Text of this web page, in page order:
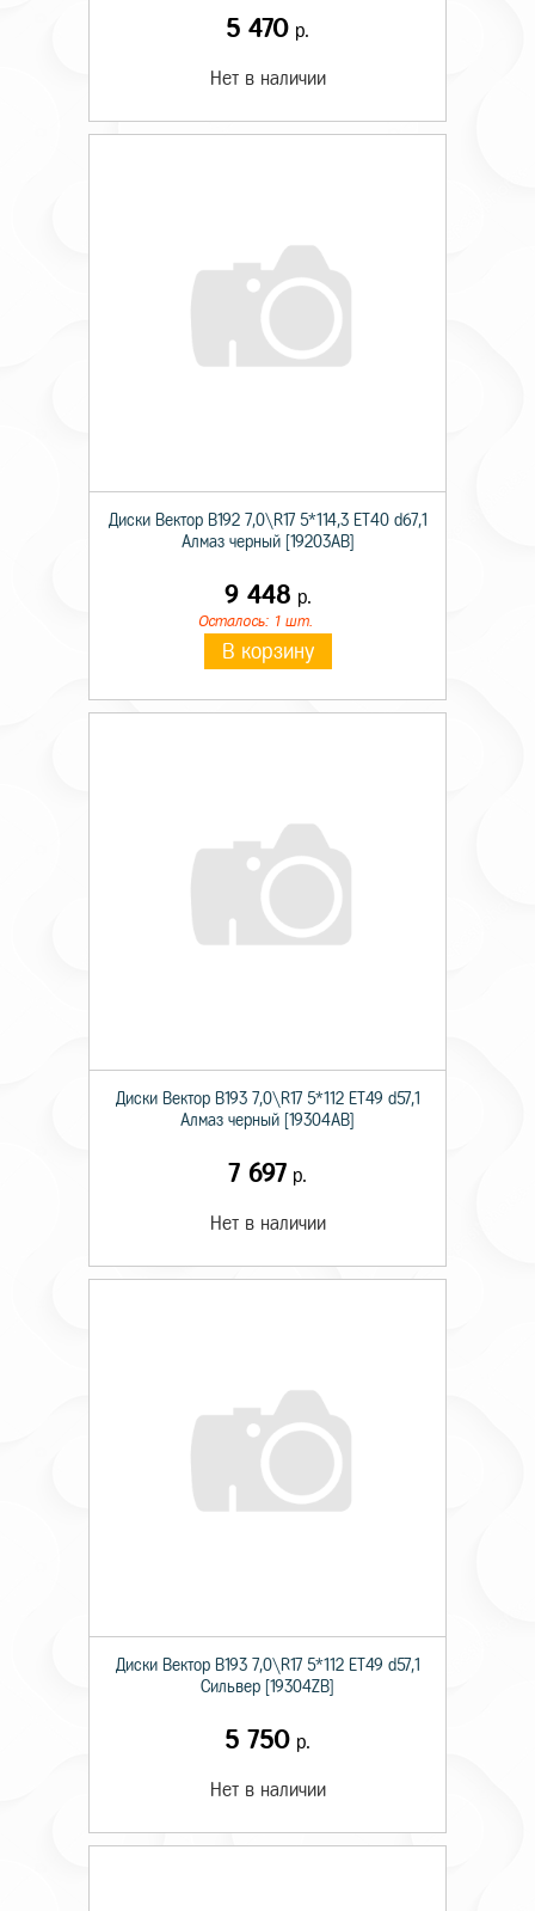
5 470 р.
Нет в наличии
Диски Вектор В192 7,0\R17 5*114,3 ET40 d67,1
Алмаз черный [19203AB]
9 448 р.
Осталось: 1 шт.
В корзину
Диски Вектор В193 7,0\R17 5*112 ET49 d57,1
Алмаз черный [19304AB]
7 697 р.
Нет в наличии
Диски Вектор В193 7,0\R17 5*112 ET49 d57,1
Сильвер [19304ZB]
5 750 р.
Нет в наличии